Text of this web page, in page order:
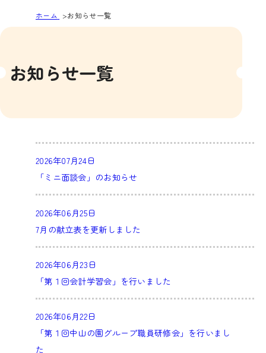
ホーム お知らせ一覧
お知らせ一覧
2026年07月24日
「ミニ面談会」のお知らせ
2026年06月25日
7月の献立表を更新しました
2026年06月23日
「第１回会計学習会」を行いました
2026年06月22日
「第１回中山の園グループ職員研修会」を行いまし
た